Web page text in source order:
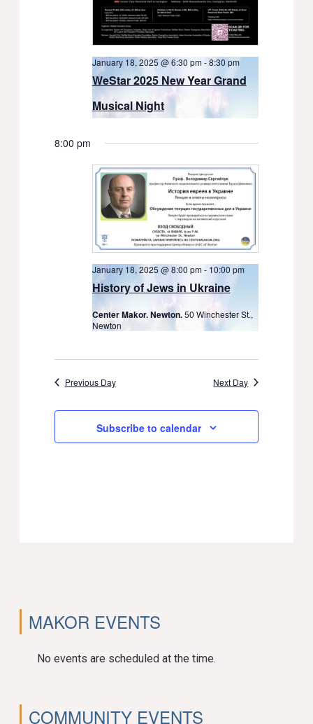
WeStar 2025 New Year Grand
Musical Night
January 18, 2025 @ 6:30 pm-8:30 pm
8:00 pm
History of Jews in Ukraine
January 18, 2025 @ 8:00 pm- 10:00 pm
Center Makor. Newton.50 Winchester St.,
Newton
Previous Day Next Day
Subscribe to calendar
MAKOR EVENTS
No events are scheduled at the time.
COMMUNITY EVENTS